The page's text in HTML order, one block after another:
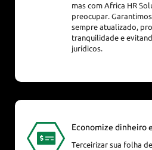
mas com Africa HR
preocupar.
sempre atualizado,
tranquilidade e
jurídicos.
Economize dinheiro
Terceirizar sua folha